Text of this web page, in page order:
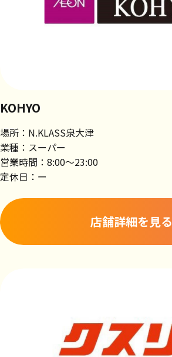
KOHYO
場所：N.KLASS泉大津
業種：スーパー
営業時間：8:00～23:00
定休日：ー
店舗詳細を見る